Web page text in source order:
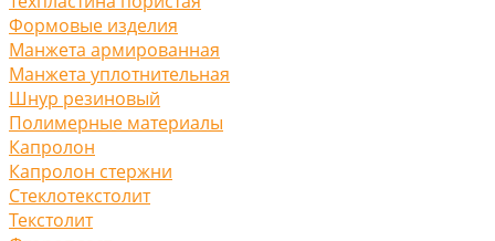
Формовые изделия
Манжета армированная
Манжета уплотнительная
Шнур резиновый
Полимерные материалы
Капролон
Капролон стержни
Стеклотекстолит
Текстолит